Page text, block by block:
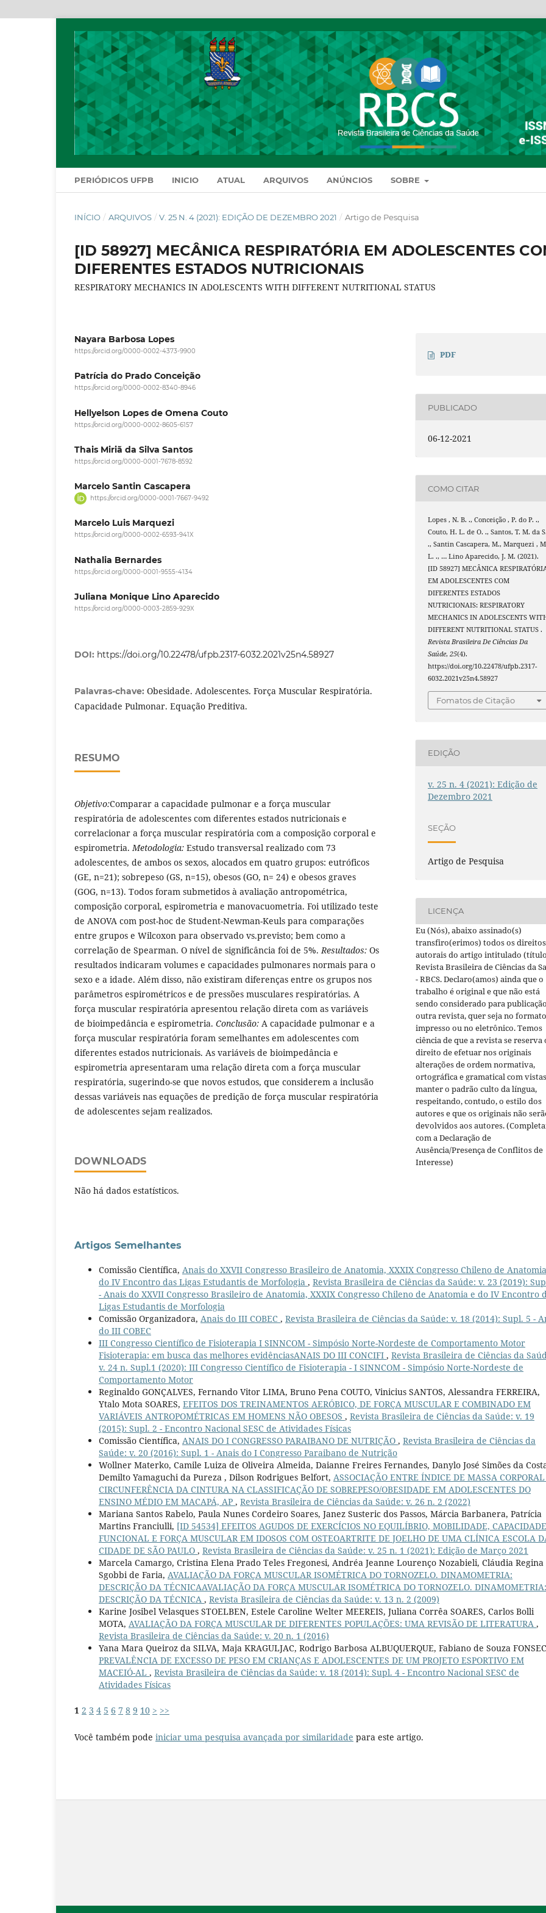
PERIÓDICOS UFPB INICIO ATUAL ARQUIVOS ANÚNCIOS SOBRE
INÍCIO / ARQUIVOS / V. 25 N. 4 (2021): EDIÇÃO DE DEZEMBRO 2021 / Artigo de Pesquisa
[ID 58927] MECÂNICA RESPIRATÓRIA EM ADOLESCENTES
DIFERENTES ESTADOS NUTRICIONAIS
RESPIRATORY MECHANICS IN ADOLESCENTS WITH DIFFERENT NUTRITIONAL STATUS
Nayara Barbosa Lopes
https://orcid.org/0000-0002-4373-9900
Patrícia do Prado Conceição
https://orcid.org/0000-0002-8340-8946
Hellyelson Lopes de Omena Couto
https://orcid.org/0000-0002-8605-6157
Thais Miriã da Silva Santos
https://orcid.org/0000-0001-7678-8592
Marcelo Santin Cascapera
https://orcid.org/0000-0001-7667-9492
Marcelo Luis Marquezi
https://orcid.org/0000-0002-6593-941X
Nathalia Bernardes
https://orcid.org/0000-0001-9555-4134
Juliana Monique Lino Aparecido
https://orcid.org/0000-0003-2859-929X
DOI: https://doi.org/10.22478/ufpb.2317-6032.2021v25n4.58927
Palavras-chave: Obesidade. Adolescentes. Força Muscular Respiratória.
Capacidade Pulmonar. Equação Preditiva.
RESUMO
Objetivo:Comparar a capacidade pulmonar e a força muscular
respiratória de adolescentes com diferentes estados nutricionais e
correlacionar a força muscular respiratória com a composição corporal e
espirometria.Metodologia: Estudo transversal realizado com 73
adolescentes, de ambos os sexos, alocados em quatro grupos: eutróficos
(GE, n=21); sobrepeso (GS, n=15), obesos (GO, n= 24) e obesos graves
(GOG, n=13). Todos foram submetidos à avaliação antropométrica,
composição corporal, espirometria e manovacuometria. Foi utilizado teste
de ANOVA com post-hoc de Student-Newman-Keuls para comparações
entre grupos e Wilcoxon para observado vs.previsto; bem como a
correlação de Spearman. O nível de significância foi de 5%.Resultados: Os
resultados indicaram volumes e capacidades pulmonares normais para o
sexo e a idade. Além disso, não existiram diferenças entre os grupos nos
parâmetros espirométricos e de pressões musculares respiratórias. A
força muscular respiratória apresentou relação direta com as variáveis
de bioimpedância e espirometria. Conclusão: A capacidade pulmonar e a
força muscular respiratória foram semelhantes em adolescentes com
diferentes estados nutricionais. As variáveis de bioimpedância e
espirometria apresentaram uma relação direta com a força muscular
respiratória, sugerindo-se que novos estudos, que considerem a inclusão
dessas variáveis nas equações de predição de força muscular respiratória
de adolescentes sejam realizados.
DOWNLOADS
Não há dados estatísticos.
PDF
PUBLICADO
06-12-2021
COMO CITAR
Lopes , N. B. ., Conceição , P. do P. .,
Couto, H. L. de O. ., Santos, T. M. da
., Santin Cascapera, M., Marquezi ,
L. ., … Lino Aparecido, J. M. (2021).
[ID 58927] MECÂNICA
EM ADOLESCENTES COM
DIFERENTES ESTADOS
NUTRICIONAIS: RESPIRATORY
MECHANICS IN ADOLESCENTS
DIFFERENT NUTRITIONAL STATUS .
Revista Brasileira De Ciências Da
Saúde,25(4).
https://doi.org/10.22478/ufpb.2317-
6032.2021v25n4.58927
Fomatos de Citação
EDIÇÃO
v. 25 n. 4 (2021): Edição de
Dezembro 2021
SEÇÃO
Artigo de Pesquisa
LICENÇA
Eu (Nós), abaixo assinado(s)
transfiro(erimos) todos os direitos
autorais do artigo intitulado
Revista Brasileira de Ciências da
- RBCS. Declaro(amos) ainda que o
trabalho é original e que não está
sendo considerado para
outra revista, quer seja no formato
impresso ou no eletrônico. Temos
ciência de que a revista se reserva
direito de efetuar nos originais
alterações de ordem normativa,
ortográfica e gramatical com
manter o padrão culto da língua,
respeitando, contudo, o estilo dos
autores e que os originais não
devolvidos aos autores.
com a Declaração de
Ausência/Presença de Conflitos de
Interesse)
Artigos Semelhantes
Comissão Científica, Anais do XXVII Congresso Brasileiro de Anatomia, XXXIX Congresso Chileno de
do IV Encontro das Ligas Estudantis de Morfologia , Revista Brasileira de Ciências da Saúde: v. 23 (2019):
- Anais do XXVII Congresso Brasileiro de Anatomia, XXXIX Congresso Chileno de Anatomia e do IV Encontro
Ligas Estudantis de Morfologia
Comissão Organizadora, Anais do III COBEC , Revista Brasileira de Ciências da Saúde: v. 18 (2014): Supl. 5 -
do III COBEC
III Congresso Científico de Fisioterapia I SINNCOM - Simpósio Norte-Nordeste de Comportamento Motor
Fisioterapia: em busca das melhores evidênciasANAIS DO III CONCIFI , Revista Brasileira de Ciências da
v. 24 n. Supl.1 (2020): III Congresso Científico de Fisioterapia - I SINNCOM - Simpósio Norte-Nordeste de
Comportamento Motor
Reginaldo GONÇALVES, Fernando Vitor LIMA, Bruno Pena COUTO, Vinicius SANTOS, Alessandra FERREIRA,
Ytalo Mota SOARES, EFEITOS DOS TREINAMENTOS AERÓBICO, DE FORÇA MUSCULAR E COMBINADO EM
VARIÁVEIS ANTROPOMÉTRICAS EM HOMENS NÃO OBESOS , Revista Brasileira de Ciências da Saúde: v. 19
(2015): Supl. 2 - Encontro Nacional SESC de Atividades Físicas
Comissão Científica, ANAIS DO I CONGRESSO PARAIBANO DE NUTRIÇÃO , Revista Brasileira de Ciências da
Saúde: v. 20 (2016): Supl. 1 - Anais do I Congresso Paraibano de Nutrição
Wollner Materko, Camile Luiza de Oliveira Almeida, Daianne Freires Fernandes, Danylo José Simões da
Demilto Yamaguchi da Pureza , Dilson Rodrigues Belfort, ASSOCIAÇÃO ENTRE ÍNDICE DE MASSA
CIRCUNFERÊNCIA DA CINTURA NA CLASSIFICAÇÃO DE SOBREPESO/OBESIDADE EM ADOLESCENTES DO
ENSINO MÉDIO EM MACAPÁ, AP , Revista Brasileira de Ciências da Saúde: v. 26 n. 2 (2022)
Mariana Santos Rabelo, Paula Nunes Cordeiro Soares, Janez Susteric dos Passos, Márcia Barbanera, Patrícia
Martins Franciulli, [ID 54534] EFEITOS AGUDOS DE EXERCÍCIOS NO EQUILÍBRIO, MOBILIDADE, CAPACIDADE
FUNCIONAL E FORÇA MUSCULAR EM IDOSOS COM OSTEOARTRITE DE JOELHO DE UMA CLÍNICA ESCOLA
CIDADE DE SÃO PAULO , Revista Brasileira de Ciências da Saúde: v. 25 n. 1 (2021): Edição de Março 2021
Marcela Camargo, Cristina Elena Prado Teles Fregonesi, Andréa Jeanne Lourenço Nozabieli, Cláudia Regina
Sgobbi de Faria, AVALIAÇÃO DA FORÇA MUSCULAR ISOMÉTRICA DO TORNOZELO. DINAMOMETRIA:
DESCRIÇÃO DA TÉCNICAAVALIAÇÃO DA FORÇA MUSCULAR ISOMÉTRICA DO TORNOZELO. DINAMOMETRIA:
DESCRIÇÃO DA TÉCNICA , Revista Brasileira de Ciências da Saúde: v. 13 n. 2 (2009)
Karine Josibel Velasques STOELBEN, Estele Caroline Welter MEEREIS, Juliana Corrêa SOARES, Carlos Bolli
MOTA, AVALIAÇÃO DA FORÇA MUSCULAR DE DIFERENTES POPULAÇÕES: UMA REVISÃO DE LITERATURA ,
Revista Brasileira de Ciências da Saúde: v. 20 n. 1 (2016)
Yana Mara Queiroz da SILVA, Maja KRAGULJAC, Rodrigo Barbosa ALBUQUERQUE, Fabiano de Souza
PREVALÊNCIA DE EXCESSO DE PESO EM CRIANÇAS E ADOLESCENTES DE UM PROJETO ESPORTIVO EM
MACEIÓ-AL , Revista Brasileira de Ciências da Saúde: v. 18 (2014): Supl. 4 - Encontro Nacional SESC de
Atividades Físicas
1 2 3 4 5 6 7 8 9 10 > >>
Você também pode iniciar uma pesquisa avançada por similaridade para este artigo.